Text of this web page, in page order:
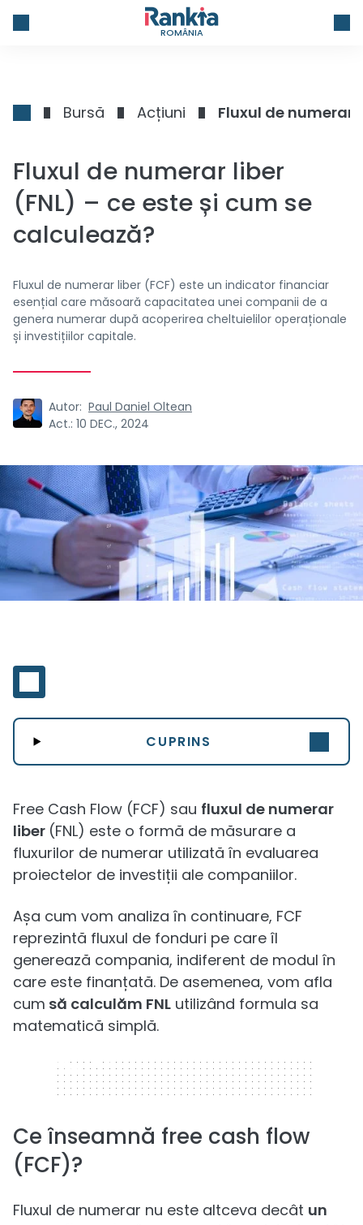
ROMÂNIA
Bursă Acțiuni Fluxul de numerar
Fluxul de numerar liber
(FNL) – ce este și cum se
calculează?
Fluxul de numerar liber (FCF) este un indicator financiar
esențial care măsoară capacitatea unei companii de a
genera numerar după acoperirea cheltuielilor operaționale
și investițiilor capitale.
Autor: Paul Daniel Oltean
Act.: 10 DEC., 2024
CUPRINS
Free Cash Flow (FCF) sau fluxul de numerar
liber (FNL) este o formă de măsurare a
fluxurilor de numerar utilizată în evaluarea
proiectelor de investiții ale companiilor.
Așa cum vom analiza în continuare, FCF
reprezintă fluxul de fonduri pe care îl
generează compania, indiferent de modul în
care este finanțată. De asemenea, vom afla
cum să calculăm FNL utilizând formula sa
matematică simplă.
320 x 50
Ce înseamnă free cash flow
(FCF)?
Fluxul de numerar nu este altceva decât un